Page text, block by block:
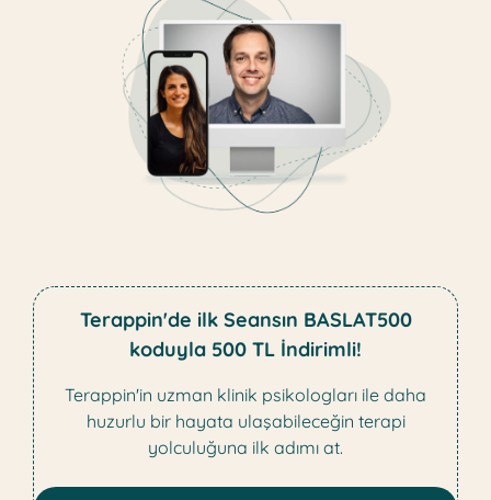
Terappin'de ilk Seansın BASLAT500
koduyla 500 TL İndirimli!
Terappin'in uzman klinik psikologları ile daha
huzurlu bir hayata ulaşabileceğin terapi
yolculuğuna ilk adımı at.